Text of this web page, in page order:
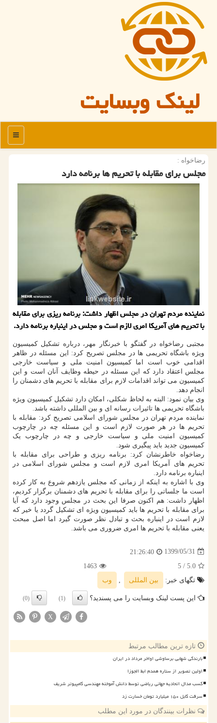
لینک وبسایت
منو
رضاخواه :
مجلس برای مقابله با تحریم ها برنامه دارد
نماینده مردم تهران در مجلس اظهار داشت: برنامه ریزی برای مقابله
با تحریم های آمریكا امری لازم است و مجلس در اینباره برنامه دارد.
مجتبی رضاخواه در گفتگو با خبرنگار مهر، درباره تشکیل کمیسیون
ویژه باشگاه تحریمی ها در مجلس تصریح کرد: این مسئله در ظاهر
اقدامی خوب است اما کمیسیون امنیت ملی و سیاست خارجی
مجلس اعتقاد دارد که این مسئله در حیطه وظایف آنان است و این
کمیسیون می تواند اقدامات لازم برای مقابله با تحریم های دشمنان را
انجام دهد.
وی بیان نمود: البته به لحاظ شکلی، امکان دارد تشکیل کمیسیون ویژه
باشگاه تحریمی ها تاثیرات رسانه ای و بین المللی داشته باشد.
نماینده مردم تهران در مجلس شورای اسلامی تصریح کرد: مقابله با
تحریم ها در هر صورت لازم است و این مسئله چه در چارچوب
کمیسیون امنیت ملی و سیاست خارجی و چه در چارچوب یک
کمیسیون جدید باید پیگیری شود.
رضاخواه خاطرنشان کرد: برنامه ریزی و طراحی برای مقابله با
تحریم های آمریکا امری لازم است و مجلس شورای اسلامی در
اینباره برنامه دارد.
وی با اشاره به اینکه از زمانی که مجلس یازدهم شروع به کار کرده
است ما جلساتی را برای مقابله با تحریم های دشمنان برگزار کردیم،
اظهار داشت: هم اکنون صرفا این بحث در مجلس وجود دارد که آیا
برای مقابله با تحریم ها باید کمیسیون ویژه ای تشکیل گردد یا خیر که
لازم است در اینباره بحث و تبادل نظر صورت گیرد اما اصل مبحث
یعنی مقابله با تحریم ها امری ضروری می باشد.
1399/05/31
21:26:40
5.0
/ 5
1463
تگهای خبر:
بین المللی , وب
این پست لینک وبسایت را می پسندید؟ (1)
(0)
X
تازه ترین مطالب مرتبط
بارندگی شهابی برساوشی اواخر مرداد در ایران
اولین تصویر از ستاره همدم ابط الجوزا
کسب مدال اتحادیه جهانی ریاضی توسط دانش آموخته مهندسی کامپیوتر شریف
سرقت کابل ۱۵۰ میلیارد تومان خسارت زد
نظرات بینندگان در مورد این مطلب